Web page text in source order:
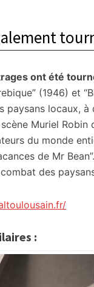
ont été
(1946) et
paysans locaux,
Muriel Robin
du monde
de Mr
des
: